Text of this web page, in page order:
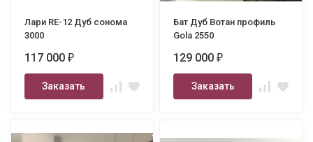
Лари RE-12 Дуб сонома
3000
117 000₽
Заказать
Бат Дуб Вотан профиль
Gola 2550
129 000₽
Заказать